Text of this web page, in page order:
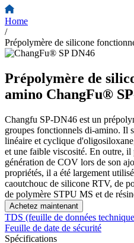
Home
/
Prépolymère de silicone
Prépolymère de
amino ChangFu®
Changfu SP-DN46 est un
groupes fonctionnels di-amino. Il
linéaire et cyclique
et une faible viscosité. En outre,
génération de COV lors de son
propriétés, il a été largement
caoutchouc de silicone RTV, de
de polymère STPU MS et de
Achetez maintenant
TDS (feuille de données
Feuille de date de sécurité
Spécifications